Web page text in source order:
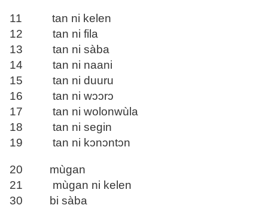
11 tan ni kelen
12 tan ni fila
13 tan ni sàba
14 tan ni naani
15 tan ni duuru
16 tan ni wɔɔrɔ
17 tan ni wolonwùla
18 tan ni segin
19 tan ni kɔnɔntɔn
20 mùgan
21 mùgan ni kelen
30 bi sàba